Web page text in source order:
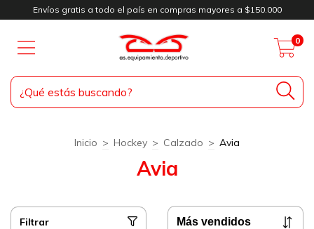
Envíos gratis a todo el país en compras mayores a $150.000
0
Inicio > Hockey > Calzado > Avia
Avia
Filtrar